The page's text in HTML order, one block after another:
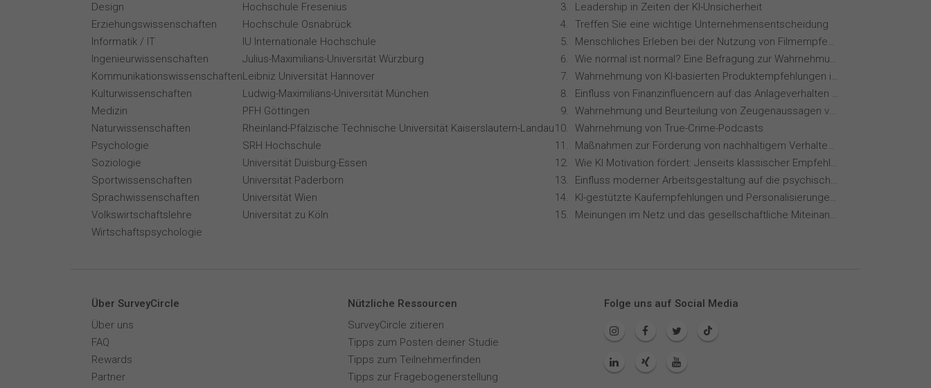
Design
Erziehungswissenschaften
Informatik / IT
Ingenieurwissenschaften
Kommunikationswissenschaften
Kulturwissenschaften
Medizin
Naturwissenschaften
Psychologie
Soziologie
Sportwissenschaften
Sprachwissenschaften
Volkswirtschaftslehre
Wirtschaftspsychologie
Hochschule Fresenius
Hochschule Osnabrück
IU Internationale Hochschule
Julius-Maximilians-Universität Würzburg
Leibniz Universität Hannover
Ludwig-Maximilians-Universität München
PFH Göttingen
Rheinland-Pfälzische Technische Universität Kaiserslautern-Landau
SRH Hochschule
Universität Duisburg-Essen
Universität Paderborn
Universität Wien
Universität zu Köln
Leadership in Zeiten der KI-Unsicherheit
Treffen Sie eine wichtige Unternehmensentscheidung
Menschliches Erleben bei der Nutzung von Filmempfehlungssystemen
Wie normal ist normal? Eine Befragung zur Wahrnehmung von Essverhalten
Wahrnehmung von KI-basierten Produktempfehlungen in Mode-Online-Shops
Einfluss von Finanzinfluencern auf das Anlageverhalten der Gen Z⁠
Wahrnehmung und Beurteilung von Zeugenaussagen vor Gericht
Wahrnehmung von True-Crime-Podcasts
Maßnahmen zur Förderung von nachhaltigem Verhalten von Hotelgästen
Wie KI Motivation fördert: Jenseits klassischer Empfehlungssysteme
Einfluss moderner Arbeitsgestaltung auf die psychische Gesundheit
KI-gestützte Kaufempfehlungen und Personalisierungen im Online-Handel
Meinungen im Netz und das gesellschaftliche Miteinander
Über SurveyCircle
Über uns
FAQ
Rewards
Partner
Nützliche Ressourcen
SurveyCircle zitieren
Tipps zum Posten deiner Studie
Tipps zum Teilnehmerfinden
Tipps zur Fragebogenerstellung
Folge uns auf Social Media